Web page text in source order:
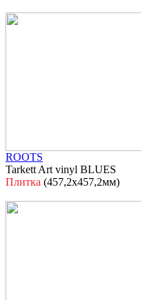
ROOTS
Tarkett Art vinyl BLUES
Плитка (457,2х457,2мм)